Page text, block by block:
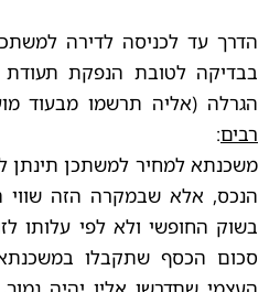
הדרך עד לכניסה לדירה
בבדיקה לטובת הנפקת
הגרלה (אליה תרשמו מבעוד
רבים:
הנכס, אלא שבמקרה הזה שווי
בשוק החופשי ולא לפי עלותו
סכום הכסף שתקבלו